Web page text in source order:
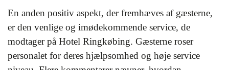
En anden positiv aspekt, der fremhæves af gæsterne,
er den venlige og imødekommende service, de
modtager på Hotel Ringkøbing. Gæsterne roser
personalet for deres hjælpsomhed og høje service